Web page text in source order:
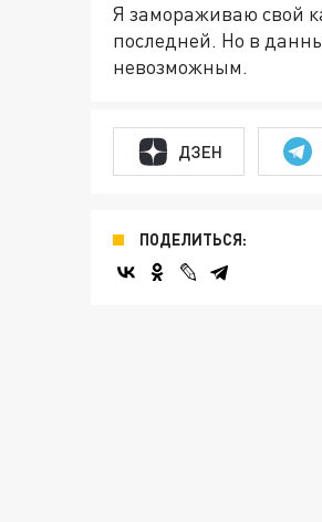
Я замораживаю свой
последней. Но в
невозможным.
ДЗЕН
ПОДЕЛИТЬСЯ: